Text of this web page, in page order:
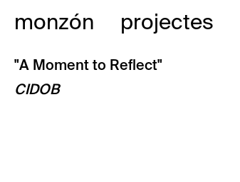
monzón projectes
"A Moment to Reflect"
CIDOB